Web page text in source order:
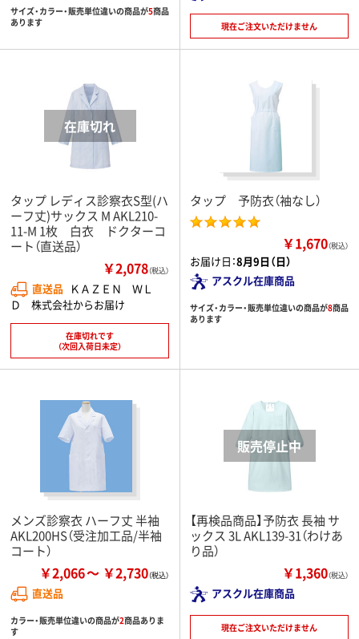
サイズ・カラー・販売単位違いの商品が5商品
あります
現在ご注文いただけません
タップ レディス診察衣S型(ハ
ーフ丈)サックス M AKL210-
11-M 1枚 白衣 ドクターコ
ート（直送品）
￥2,078（税込）
直送品
ＫＡＺＥＮ ＷＬ
Ｄ 株式会社からお届け
在庫切れです
（次回入荷日未定）
タップ 予防衣（袖なし）
￥1,670（税込）
お届け日：8月9日（日）
アスクル在庫商品
サイズ・カラー・販売単位違いの商品が8商品
あります
メンズ診察衣 ハーフ丈 半袖
AKL200HS（受注加工品/半袖
コート）
￥2,066 ￥2,730
直送品
カラー・販売単位違いの商品が2商品ありま
す
【再検品商品】予防衣 長袖 サ
ックス 3L AKL139-31（わけあ
り品）
￥1,360（税込）
アスクル在庫商品
現在ご注文いただけません